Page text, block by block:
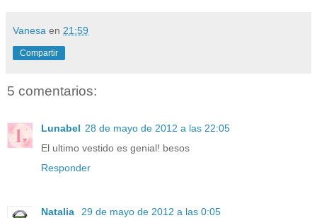
Vanesa en 21:59
Compartir
5 comentarios:
Lunabel 28 de mayo de 2012 a las 22:05
El ultimo vestido es genial! besos
Responder
Natalia
29 de mayo de 2012 a las 0:05